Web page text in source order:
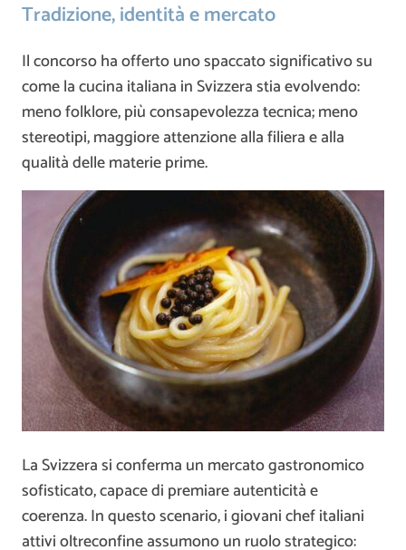
Tradizione, identità e mercato
Il concorso ha offerto uno spaccato significativo su
come la cucina italiana in Svizzera stia evolvendo:
meno folklore, più consapevolezza tecnica; meno
stereotipi, maggiore attenzione alla filiera e alla
qualità delle materie prime.
La Svizzera si conferma un mercato gastronomico
sofisticato, capace di premiare autenticità e
coerenza. In questo scenario, i giovani chef italiani
attivi oltreconfine assumono un ruolo strategico: